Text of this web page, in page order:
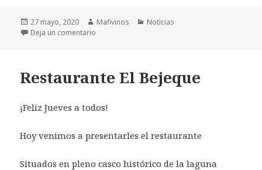
Publicado
el
27 mayo, 2020 Autor
Mafivinos Categorías
Noticias
Deja un comentario
Restaurante El Bejeque
¡Feliz Jueves a todos!
Hoy venimos a presentarles el restaurante
Situados en pleno casco histórico de la laguna